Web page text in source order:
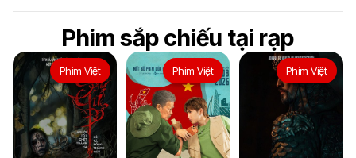
Phim sắp chiếu tại rạp
Phim Việt Phim Việt Phim Việt